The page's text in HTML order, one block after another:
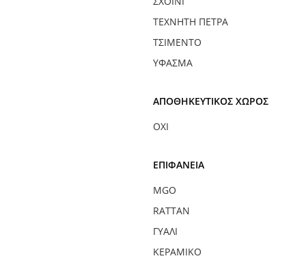
ΤΕΧΝΗΤΉ ΠΈΤΡΑ
ΤΣΙΜΈΝΤΟ
ΎΦΑΣΜΑ
ΑΠΟΘΗΚΕΥΤΙΚΌΣ ΧΏΡΟΣ
ΌΧΙ
ΕΠΙΦΆΝΕΙΑ
MGO
RATTAN
ΓΥΑΛΊ
ΚΕΡΑΜΙΚΌ